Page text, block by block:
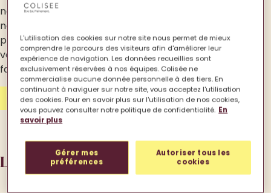
nous construisons avec eux. Pour leur bien-être,
nous sommes à l’écoute de leurs besoins et leur
proposons de nombreuses animations. Nous
veillons à échanger avec les proches et les
familles sur l’accueil qui vous convient.
Contactez-nous
Les types d’accueil.
L'utilisation des cookies sur notre site nous permet de mieux
comprendre le parcours des visiteurs afin d'améliorer leur
expérience de navigation. Les données recueillies sont
exclusivement réservées à nos équipes. Colisée ne
commercialise aucune donnée personnelle à des tiers. En
continuant à naviguer sur notre site, vous acceptez l'utilisation
des cookies. Pour en savoir plus sur l'utilisation de nos cookies,
vous pouvez consulter notre politique de confidentialité. En
savoir plus
Gérer mes
préférences
Autoriser tous les
cookies